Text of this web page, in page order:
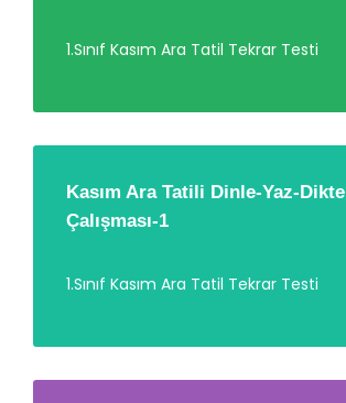
1.Sınıf Kasım Ara Tatil Tekrar Testi
Kasım Ara Tatili Dinle-Yaz-Dikte
Çalışması-1
1.Sınıf Kasım Ara Tatil Tekrar Testi